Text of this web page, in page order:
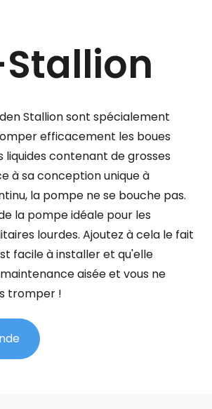
Stallion sont spécialement
efficacement les boues
liquides contenant de grosses
à sa conception unique à
la pompe ne se bouche pas.
la pompe idéale pour les
lourdes. Ajoutez à cela le fait
facile à installer et qu'elle
aisée et vous ne
tromper !